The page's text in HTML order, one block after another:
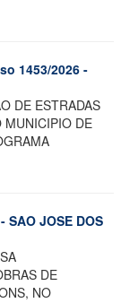
1453/2026 -
DE ESTRADAS
MUNICIPIO DE
SAO JOSE DOS
DE
NO